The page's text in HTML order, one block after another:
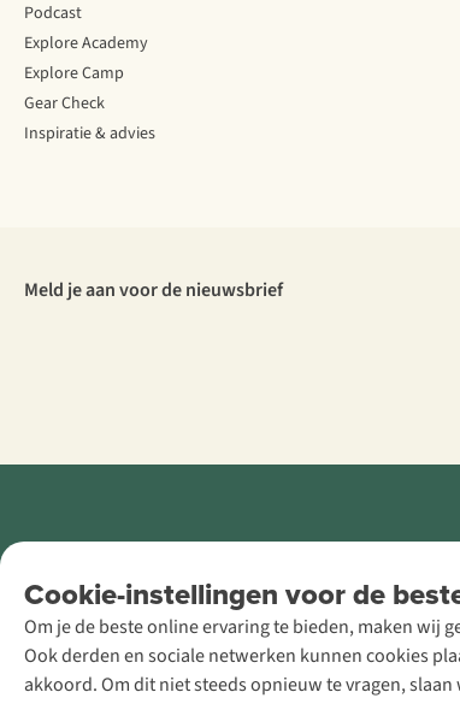
Cookie-instellingen voor de
Om je de beste online ervaring te bieden, maken wij
Ook derden en sociale netwerken kunnen cookies
akkoord. Om dit niet steeds opnieuw te vragen,
Podcast
Explore Academy
Explore Camp
Gear Check
Inspiratie & advies
Meld je aan voor de nieuwsbrief
Retail Concepts
NV,
Smallandlaan
9, B-2660
Hoboken